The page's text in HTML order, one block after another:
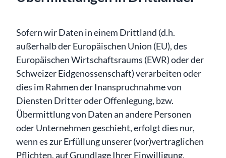
Sofern wir Daten in einem Drittland (d.h.
außerhalb der Europäischen Union (EU), des
Europäischen Wirtschaftsraums (EWR) oder der
Schweizer Eidgenossenschaft) verarbeiten oder
dies im Rahmen der Inanspruchnahme von
Diensten Dritter oder Offenlegung, bzw.
Übermittlung von Daten an andere Personen
oder Unternehmen geschieht, erfolgt dies nur,
wenn es zur Erfüllung unserer (vor)vertraglichen
Pflichten, auf Grundlage Ihrer Einwilligung,